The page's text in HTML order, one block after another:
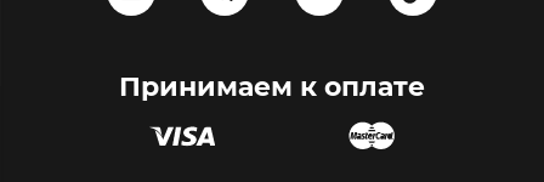
Принимаем к оплате